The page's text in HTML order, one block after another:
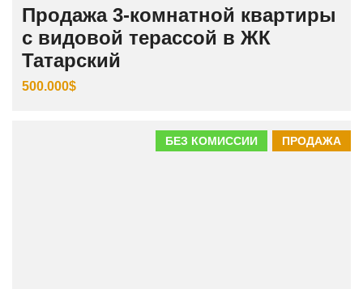
Продажа 3‑комнатной квартиры
с видовой терассой в ЖК
Татарский
500.000$
ПРОДАЖА
БЕЗ КОМИССИИ